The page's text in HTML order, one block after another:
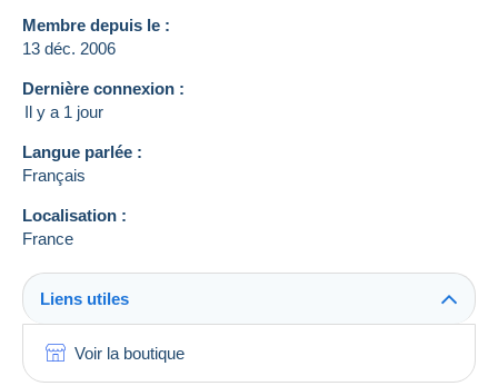
Membre depuis le :
13 déc. 2006
Dernière connexion :
Il y a 1 jour
Langue parlée :
Français
Localisation :
France
Liens utiles
Voir la boutique